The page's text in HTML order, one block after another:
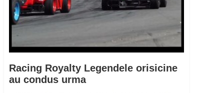
Racing Royalty Legendele orisicine
au condus urma